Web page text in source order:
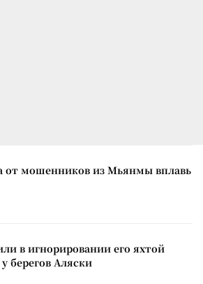
от мошенников из Мьянмы вплавь
в игнорировании его яхтой
берегов Аляски